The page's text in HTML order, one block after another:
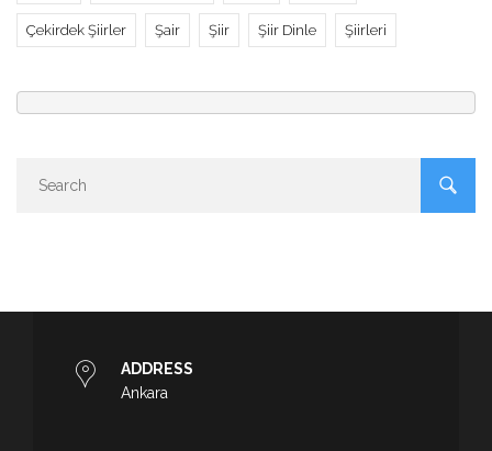
Çekirdek Şiirler Şair Şiir Şiir Dinle Şiirleri
ADDRESS
Ankara